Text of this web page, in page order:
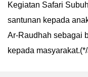
Kegiatan Safari
santunan kepada
Ar-Raudhah sebagai
kepada